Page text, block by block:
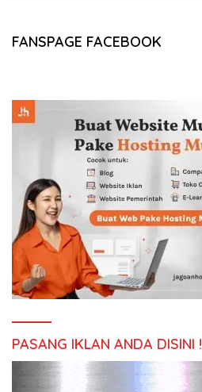
FANSPAGE FACEBOOK
PASANG IKLAN ANDA DISINI !